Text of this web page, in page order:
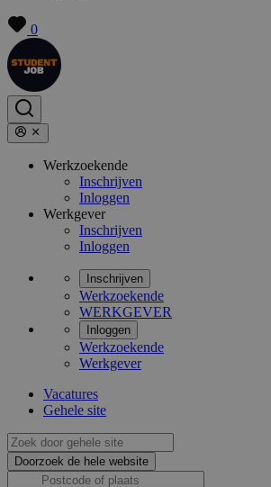
0
Werkzoekende
Inschrijven
Inloggen
Werkgever
Inschrijven
Inloggen
Inschrijven
Werkzoekende
WERKGEVER
Inloggen
Werkzoekende
Werkgever
Vacatures
Gehele site